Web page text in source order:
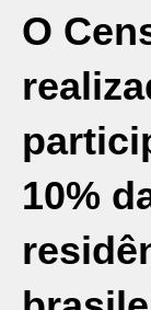
O
10%